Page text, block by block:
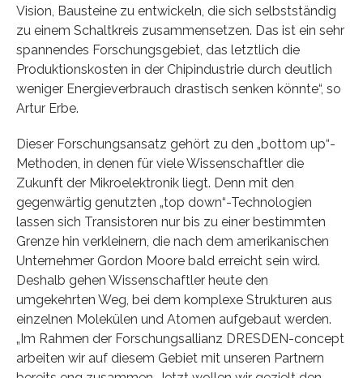
Vision, Bausteine zu entwickeln, die sich selbstständig
zu einem Schaltkreis zusammensetzen. Das ist ein sehr
spannendes Forschungsgebiet, das letztlich die
Produktionskosten in der Chipindustrie durch deutlich
weniger Energieverbrauch drastisch senken könnte“, so
Artur Erbe.
Dieser Forschungsansatz gehört zu den „bottom up“-
Methoden, in denen für viele Wissenschaftler die
Zukunft der Mikroelektronik liegt. Denn mit den
gegenwärtig genutzten „top down“-Technologien
lassen sich Transistoren nur bis zu einer bestimmten
Grenze hin verkleinern, die nach dem amerikanischen
Unternehmer Gordon Moore bald erreicht sein wird.
Deshalb gehen Wissenschaftler heute den
umgekehrten Weg, bei dem komplexe Strukturen aus
einzelnen Molekülen und Atomen aufgebaut werden.
„Im Rahmen der Forschungsallianz DRESDEN-concept
arbeiten wir auf diesem Gebiet mit unseren Partnern